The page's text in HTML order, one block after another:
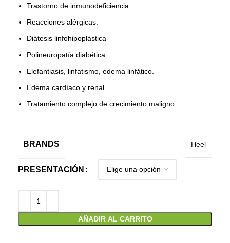
Trastorno de inmunodeficiencia
Reacciones alérgicas.
Diátesis linfohipoplástica
Polineuropatía diabética.
Elefantiasis, linfatismo, edema linfático.
Edema cardíaco y renal
Tratamiento complejo de crecimiento maligno.
BRANDS Heel
PRESENTACIÓN
AÑADIR AL CARRITO